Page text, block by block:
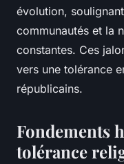
évolution,
communautés et la
constantes. Ces
vers une tolérance
républicains.
Fondements
tolérance